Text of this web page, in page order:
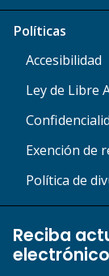
Políticas
Accesibilidad
Ley de Libre
Exención de
Política de
Reciba
electrónico